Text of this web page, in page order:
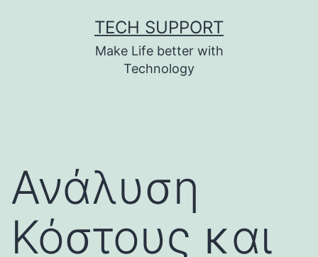
TECH SUPPORT
Make Life better with
Technology
Ανάλυση
Κόστους και